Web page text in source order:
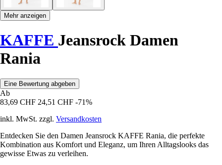
Mehr anzeigen
KAFFE Jeansrock Damen
Rania
Eine Bewertung abgeben
Ab
83,69 CHF 24,51 CHF -71%
inkl. MwSt. zzgl. Versandkosten
Entdecken Sie den Damen Jeansrock KAFFE Rania, die perfekte
Kombination aus Komfort und Eleganz, um Ihren Alltagslooks das
gewisse Etwas zu verleihen.